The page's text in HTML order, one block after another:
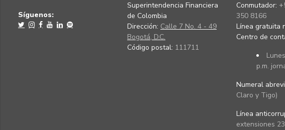
Síguenos:
Superintendencia Financiera
de Colombia
Dirección: Calle 7 No. 4 - 49
Bogotá, D.C.
Código postal: 111711
Conmutador:
350 8166
Línea gratuita
Centro de
p.m.
Numeral
Claro y Tigo)
Línea
extensiones